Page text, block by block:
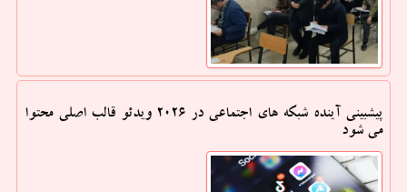
پیشبینی آینده شبکه های اجتماعی در ۲۰۲۶ ویدئو قالب اصلی محتوا
می شود